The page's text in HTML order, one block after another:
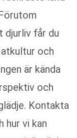
djurliv får du
och
är kända
och
Kontakta
hur vi kan